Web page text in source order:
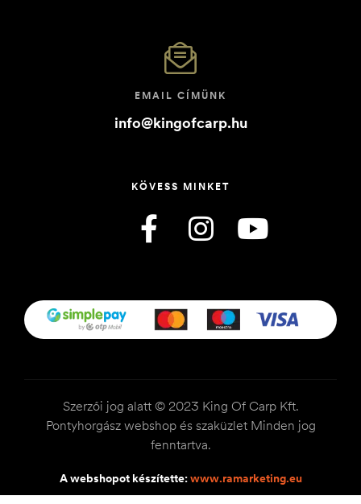
EMAIL CÍMÜNK
info@kingofcarp.hu
KÖVESS MINKET
Szerzői jog alatt © 2023 King Of Carp Kft.
Pontyhorgász webshop és szaküzlet Minden jog
fenntartva.
A webshopot készítette:www.ramarketing.eu